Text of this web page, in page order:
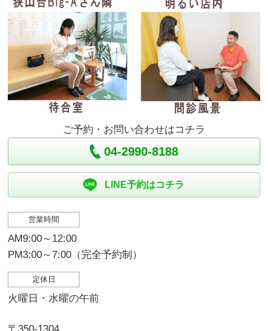
ご予約・お問い合わせはコチラ
04-2990-8188
LINE予約はコチラ
営業時間
AM9:00～12:00
PM3:00～7:00（完全予約制）
定休日
火曜日・水曜の午前